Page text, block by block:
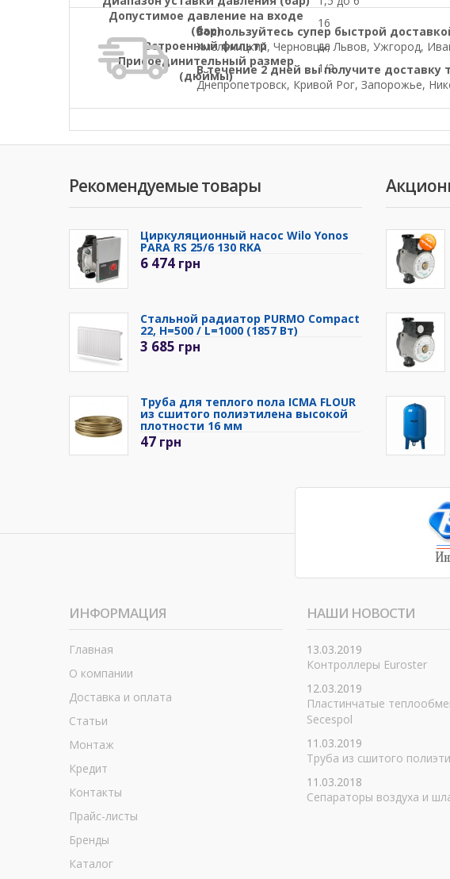
Допустимое давление на входе
(бар)
16
Встроенный фильтр
да
Присоединительный размер
(дюймы)
1/2
Воспользуйтесь супер быстрой
Хмельницкий, Черновцы, Львов, Ужгород,
В течение 2 дней вы получите доставку
Днепропетровск, Кривой Рог, Запорожье,
Рекомендуемые товары
Циркуляционный насос Wilo Yonos
PARA RS 25/6 130 RKA
6 474 грн
Стальной радиатор PURMO Compact
22, H=500 / L=1000 (1857 Вт)
3 685 грн
Труба для теплого пола ICMA FLOUR
из сшитого полиэтилена высокой
плотности 16 мм
47 грн
ИНФОРМАЦИЯ
Главная
О компании
Доставка и оплата
Статьи
Монтаж
Кредит
Контакты
Прайс-листы
Бренды
Каталог
НАШИ НОВОСТИ
13.03.2019
Контроллеры Euroster
12.03.2019
Пластинчатые
Secespol
11.03.2019
Труба из сшитого
11.03.2018
Сепараторы воздуха и